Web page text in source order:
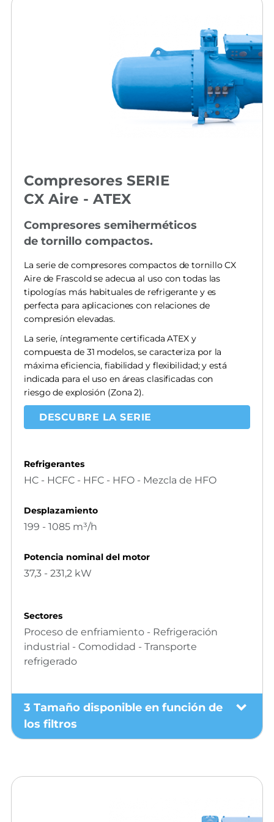
Compresores SERIE
CX Aire - ATEX
Compresores semiherméticos
de tornillo compactos.
La serie de compresores compactos de tornillo CX
Aire de Frascold se adecua al uso con todas las
tipologías más habituales de refrigerante y es
perfecta para aplicaciones con relaciones de
compresión elevadas.
La serie, íntegramente certificada ATEX y
compuesta de 31 modelos, se caracteriza por la
máxima eficiencia, fiabilidad y flexibilidad; y está
indicada para el uso en áreas clasificadas con
riesgo de explosión (Zona 2).
DESCUBRE LA SERIE
Refrigerantes
HC - HCFC - HFC - HFO - Mezcla de HFO
Desplazamiento
199 - 1085 m³/h
Potencia nominal del motor
37,3 - 231,2 kW
Sectores
Proceso de enfriamiento - Refrigeración
industrial - Comodidad - Transporte
refrigerado
3 Tamaño disponible en función de
los filtros